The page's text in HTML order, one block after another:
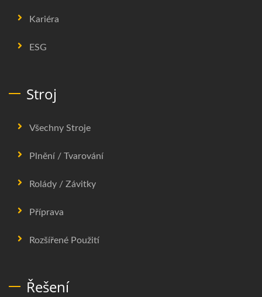
Kariéra
ESG
Stroj
Všechny Stroje
Plnění / Tvarování
Rolády / Závitky
Příprava
Rozšířené Použití
Řešení